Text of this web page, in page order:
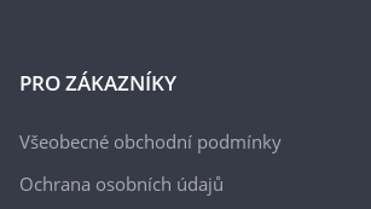
PRO ZÁKAZNÍKY
Všeobecné obchodní podmínky
Ochrana osobních údajů